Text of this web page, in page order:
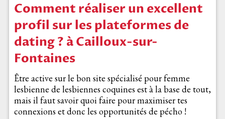
Comment réaliser un excellent
profil sur les plateformes de
dating ? à Cailloux-sur-
Fontaines
Être active sur le bon site spécialisé pour femme
lesbienne de lesbiennes coquines est à la base de tout,
mais il faut savoir quoi faire pour maximiser tes
connexions et donc les opportunités de pécho !